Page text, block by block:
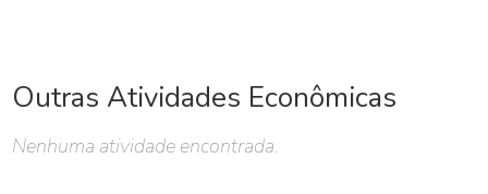
Outras Atividades Econômicas
Nenhuma atividade encontrada.